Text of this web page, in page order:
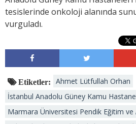
tesislerinde onkoloji alanında
vurguladı.
Etiketler:
Ahmet Lütfullah Orhan
İstanbul Anadolu Güney Kamu
Marmara Üniversitesi Pendik Eğitim ve